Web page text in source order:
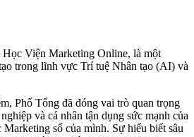
Viện Marketing Online, là một
trong lĩnh vực Trí tuệ Nhân tạo (AI) và
Phố Tổng đã đóng vai trò quan trọng
và cá nhân tận dụng sức mạnh của
số của mình. Sự hiểu biết sâu